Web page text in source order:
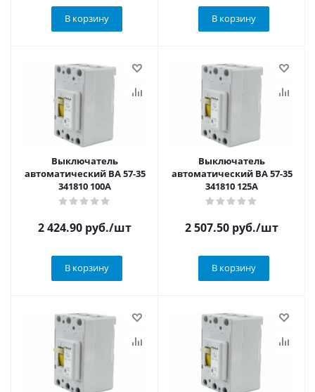
В корзину В корзину
Выключатель
автоматический ВА 57-35
341810 100А
2 424.90 руб./шт
В корзину
Выключатель
автоматический ВА 57-35
341810 125А
2 507.50 руб./шт
В корзину